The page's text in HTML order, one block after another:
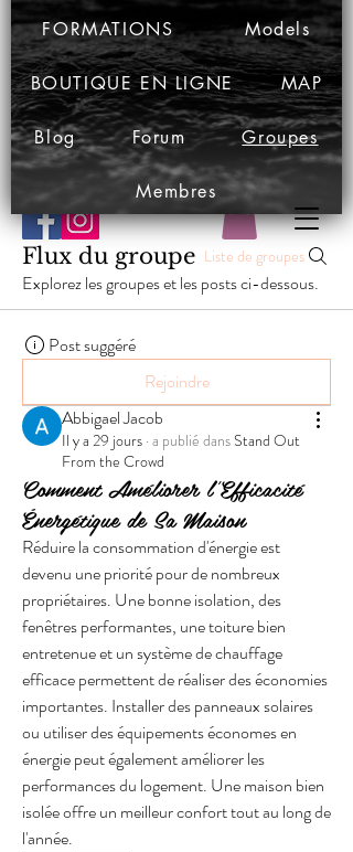
FORMATIONS Models
BOUTIQUE EN LIGNE MAP
Blog Forum Groupes
Membres
Flux du groupe Liste de groupes
Explorez les groupes et les posts ci-dessous.
Post suggéré
Rejoindre
Abbigael Jacob
Il y a 29 jours · a publié dansStand Out
From the Crowd
Comment Améliorer l'Efficacité
Énergétique de Sa Maison
Réduire la consommation d'énergie est
devenu une priorité pour de nombreux
propriétaires. Une bonne isolation, des
fenêtres performantes, une toiture bien
entretenue et un système de chauffage
efficace permettent de réaliser des économies
importantes. Installer des panneaux solaires
ou utiliser des équipements économes en
énergie peut également améliorer les
performances du logement. Une maison bien
isolée offre un meilleur confort tout au long de
l'année.